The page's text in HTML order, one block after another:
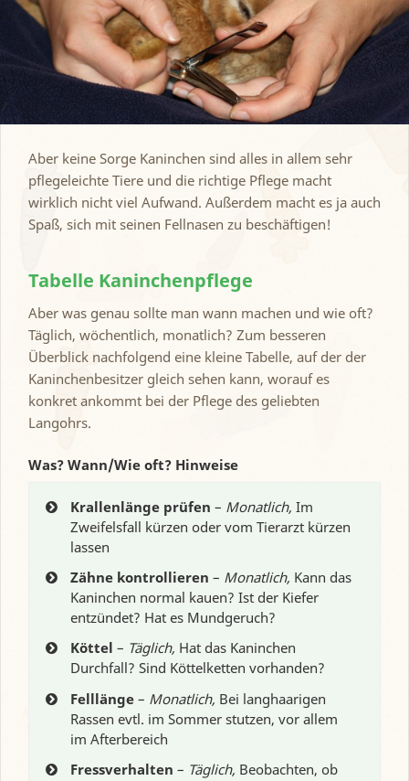
Aber keine Sorge Kaninchen sind alles in allem sehr
pflegeleichte Tiere und die richtige Pflege macht
wirklich nicht viel Aufwand. Außerdem macht es ja auch
Spaß, sich mit seinen Fellnasen zu beschäftigen!
Tabelle Kaninchenpflege
Aber was genau sollte man wann machen und wie oft?
Täglich, wöchentlich, monatlich? Zum besseren
Überblick nachfolgend eine kleine Tabelle, auf der der
Kaninchenbesitzer gleich sehen kann, worauf es
konkret ankommt bei der Pflege des geliebten
Langohrs.
Was? Wann/Wie oft? Hinweise
Krallenlänge prüfen – Monatlich, Im
Zweifelsfall kürzen oder vom Tierarzt kürzen
lassen
Zähne kontrollieren – Monatlich, Kann das
Kaninchen normal kauen? Ist der Kiefer
entzündet? Hat es Mundgeruch?
Köttel – Täglich, Hat das Kaninchen
Durchfall? Sind Köttelketten vorhanden?
Felllänge – Monatlich, Bei langhaarigen
Rassen evtl. im Sommer stutzen, vor allem
im Afterbereich
Fressverhalten – Täglich, Beobachten, ob